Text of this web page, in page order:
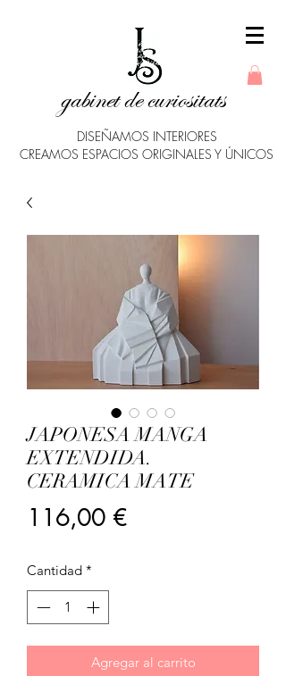
gabinet de curiositats
DISEÑAMOS INTERIORES
CREAMOS ESPACIOS ORIGINALES Y ÚNICOS
JAPONESA MANGA
EXTENDIDA.
CERAMICA MATE
116,00 €Precio
Cantidad *
Agregar al carrito